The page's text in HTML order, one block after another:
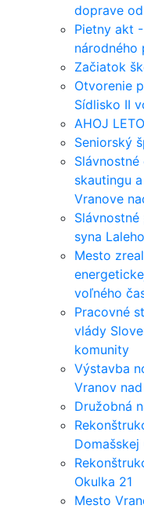
doprave
Pietny akt
národného
Začiatok
Otvorenie
Sídlisko II
AHOJ LETO
Seniorský
skautingu
Vranove
syna
Mesto
voľného
Pracovné
vlády
komunity
Výstavba
Vranov
Družobná
Okulka 21
Mesto